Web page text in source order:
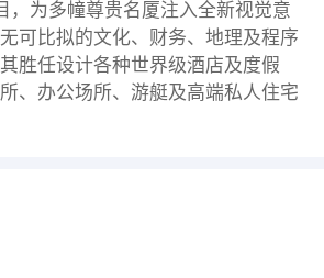
，为多幢尊贵名厦注入全新视觉意
可比拟的文化、财务、地理及程序
胜任设计各种世界级酒店及度假
、办公场所、游艇及高端私人住宅